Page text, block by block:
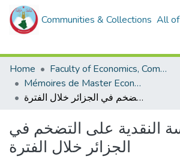
Communities & Collections All
Home
Faculty of Economics, Commercial Sciences and Management Sciences
Mémoires de Master Economie
أثر السياسة النقدية على التضخم في الجزائر خلال الفترة
النقدية على التضخم في
الجزائر خلال الفترة